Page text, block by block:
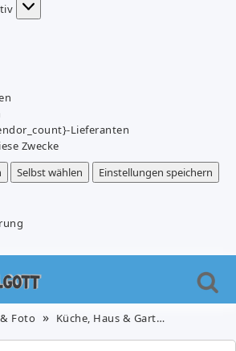
Lieferanten
Zwecke
Selbst wählen
Einstellungen speichern
Foto Küche, Haus & Garten